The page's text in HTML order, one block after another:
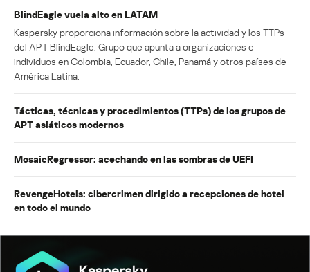
BlindEagle vuela alto en LATAM
Kaspersky proporciona información sobre la actividad y los TTPs
del APT BlindEagle. Grupo que apunta a organizaciones e
individuos en Colombia, Ecuador, Chile, Panamá y otros países de
América Latina.
Tácticas, técnicas y procedimientos (TTPs) de los grupos de
APT asiáticos modernos
MosaicRegressor: acechando en las sombras de UEFI
RevengeHotels: cibercrimen dirigido a recepciones de hotel
en todo el mundo